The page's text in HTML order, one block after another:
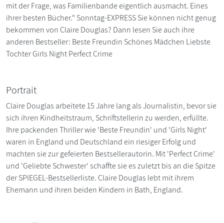
mit der Frage, was Familienbande eigentlich ausmacht. Eines
ihrer besten Bücher." Sonntag-EXPRESS Sie können nicht genug
bekommen von Claire Douglas? Dann lesen Sie auch ihre
anderen Bestseller: Beste Freundin Schönes Mädchen Liebste
Tochter Girls Night Perfect Crime
Portrait
Claire Douglas arbeitete 15 Jahre lang als Journalistin, bevor sie
sich ihren Kindheitstraum, Schriftstellerin zu werden, erfüllte.
Ihre packenden Thriller wie 'Beste Freundin' und 'Girls Night'
waren in England und Deutschland ein riesiger Erfolg und
machten sie zur gefeierten Bestsellerautorin. Mit 'Perfect Crime'
und 'Geliebte Schwester' schaffte sie es zuletzt bis an die Spitze
der SPIEGEL-Bestsellerliste. Claire Douglas lebt mit ihrem
Ehemann und ihren beiden Kindern in Bath, England.